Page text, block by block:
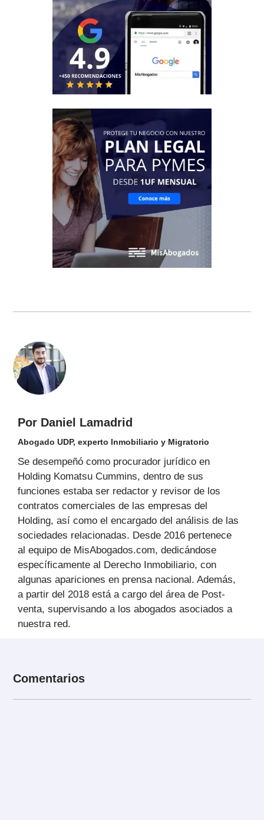
Por Daniel Lamadrid
Abogado UDP, experto Inmobiliario y Migratorio
Se desempeñó como procurador jurídico en
Holding Komatsu Cummins, dentro de sus
funciones estaba ser redactor y revisor de los
contratos comerciales de las empresas del
Holding, así como el encargado del análisis de las
sociedades relacionadas. Desde 2016 pertenece
al equipo de MisAbogados.com, dedicándose
específicamente al Derecho Inmobiliario, con
algunas apariciones en prensa nacional. Además,
a partir del 2018 está a cargo del área de Post-
venta, supervisando a los abogados asociados a
nuestra red.
Comentarios